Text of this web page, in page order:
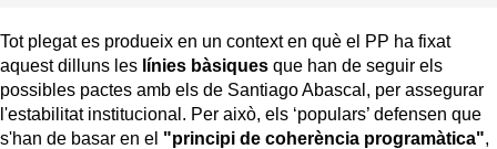
Tot plegat es produeix en un context en què el PP ha fixat
aquest dilluns les línies bàsiques que han de seguir els
possibles pactes amb els de Santiago Abascal, per assegurar
l'estabilitat institucional. Per això, els ‘populars’ defensen que
s'han de basar en el "principi de coherència programàtica",